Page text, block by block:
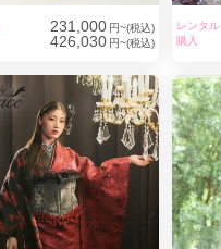
231,000 円~(税込)
426,030 円~(税込)
レンタル
購入